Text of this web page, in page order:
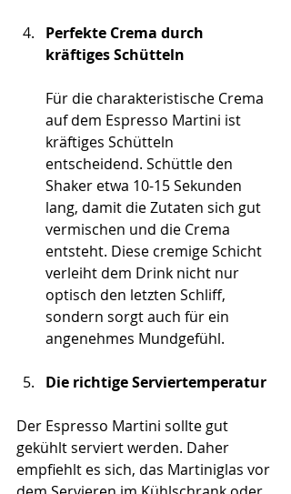
Perfekte Crema durch
kräftiges Schütteln
Für die charakteristische Crema
auf dem Espresso Martini ist
kräftiges Schütteln
entscheidend. Schüttle den
Shaker etwa 10-15 Sekunden
lang, damit die Zutaten sich gut
vermischen und die Crema
entsteht. Diese cremige Schicht
verleiht dem Drink nicht nur
optisch den letzten Schliff,
sondern sorgt auch für ein
angenehmes Mundgefühl.
Die richtige Serviertemperatur
Der Espresso Martini sollte gut
gekühlt serviert werden. Daher
empfiehlt es sich, das Martiniglas vor